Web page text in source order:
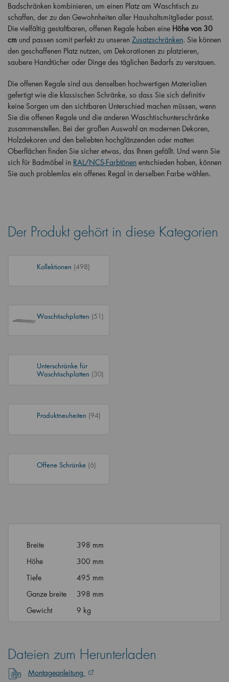
Badschränken kombinieren, um einen Platz am Waschtisch zu
schaffen, der zu den Gewohnheiten aller Haushaltsmitglieder passt.
Die vielfältig gestaltbaren, offenen Regale haben eine Höhe von 30
cm und passen somit perfekt zu unseren Zusatzschränken. Sie können
den geschaffenen Platz nutzen, um Dekorationen zu platzieren,
saubere Handtücher oder Dinge des täglichen Bedarfs zu verstauen.
Die offenen Regale sind aus denselben hochwertigen Materialien
gefertigt wie die klassischen Schränke, so dass Sie sich definitiv
keine Sorgen um den sichtbaren Unterschied machen müssen, wenn
Sie die offenen Regale und die anderen Waschtischunterschränke
zusammenstellen. Bei der großen Auswahl an modernen Dekoren,
Holzdekoren und den beliebten hochglänzenden oder matten
Oberflächen finden Sie sicher etwas, das Ihnen gefällt. Und wenn Sie
sich für Badmöbel in RAL/NCS-Farbtönen entschieden haben, können
Sie auch problemlos ein offenes Regal in derselben Farbe wählen.
Der Produkt gehört in diese Kategorien
Kollektionen (498)
Waschtischplatten (51)
Unterschränke für
Waschtischplatten (30)
Produktneuheiten (94)
Offene Schränke (6)
Breite
398 mm
Höhe
300 mm
Tiefe
495 mm
Ganze breite
398 mm
Gewicht
9 kg
Dateien zum Herunterladen
Montageanleitung